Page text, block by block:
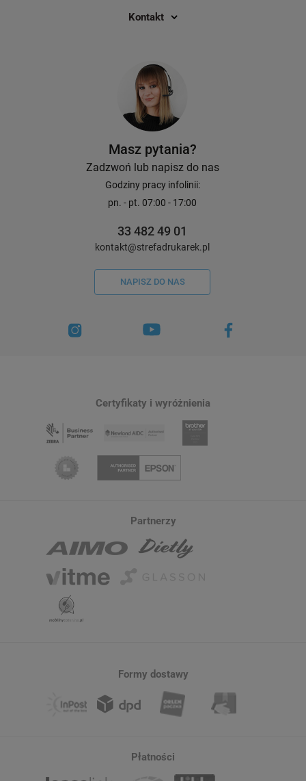
Kontakt
Masz pytania?
Zadzwoń lub napisz do nas
Godziny pracy infolinii:
pn. - pt. 07:00 - 17:00
33 482 49 01
kontakt@strefadrukarek.pl
NAPISZ DO NAS
Certyfikaty i wyróżnienia
Partnerzy
Formy dostawy
Płatności